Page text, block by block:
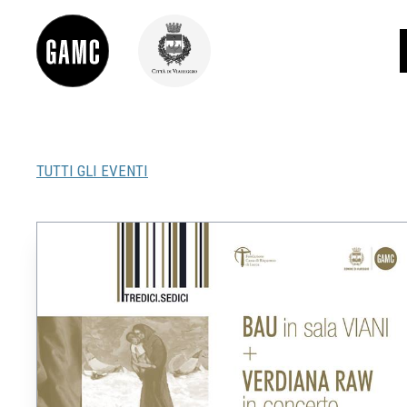
SHOP
LE COLLEZIONI
MOSTRE
EVENTI
PALAZZO DELLE MUSE
TUTTI GLI EVENTI